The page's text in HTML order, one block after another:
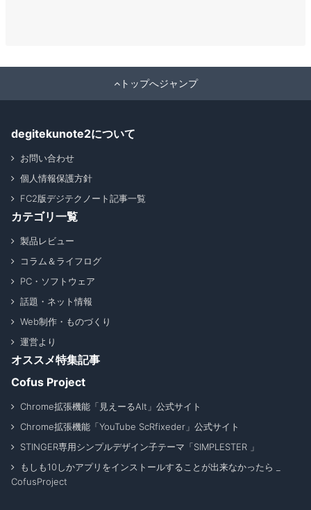
トップへジャンプ
degitekunote2について
お問い合わせ
個人情報保護方針
FC2版デジテクノート記事一覧
カテゴリ一覧
製品レビュー
コラム＆ライフログ
PC・ソフトウェア
話題・ネット情報
Web制作・ものづくり
運営より
オススメ特集記事
Cofus Project
Chrome拡張機能「見えーるAlt」公式サイト
Chrome拡張機能「YouTube ScRfixeder」公式サイト
STINGER専用シンプルデザイン子テーマ「SIMPLESTER 」
もしも10しかアプリをインストールすることが出来なかったら _
CofusProject